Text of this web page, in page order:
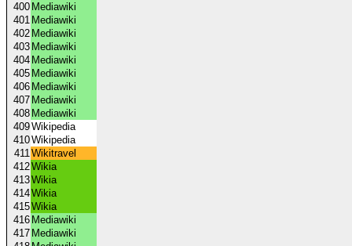
400 Mediawiki
401 Mediawiki
402 Mediawiki
403 Mediawiki
404 Mediawiki
405 Mediawiki
406 Mediawiki
407 Mediawiki
408 Mediawiki
409Wikipedia
410Wikipedia
411Wikitravel
412Wikia
413Wikia
414Wikia
415Wikia
416 Mediawiki
417 Mediawiki